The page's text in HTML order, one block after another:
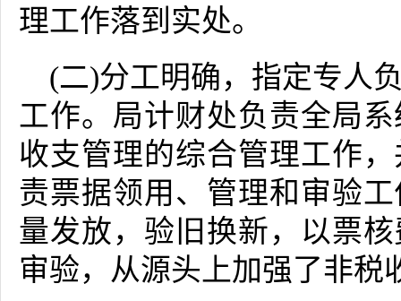
理工作落到实处。
(二)分工明确，指定专人
工作。局计财处负责全局
收支管理的综合管理工作
责票据领用、管理和审验
量发放，验旧换新，以票
审验，从源头上加强了非税